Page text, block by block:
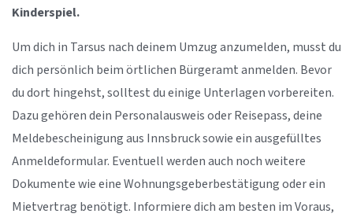
Kinderspiel.
Um dich in Tarsus nach deinem Umzug anzumelden, musst du
dich persönlich beim örtlichen Bürgeramt anmelden. Bevor
du dort hingehst, solltest du einige Unterlagen vorbereiten.
Dazu gehören dein Personalausweis oder Reisepass, deine
Meldebescheinigung aus Innsbruck sowie ein ausgefülltes
Anmeldeformular. Eventuell werden auch noch weitere
Dokumente wie eine Wohnungsgeberbestätigung oder ein
Mietvertrag benötigt. Informiere dich am besten im Voraus,